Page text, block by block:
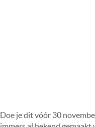
Doe je dit vóór 30